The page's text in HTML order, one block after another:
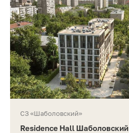
СЗ «Шаболовский»
Residence Hall Шаболовский